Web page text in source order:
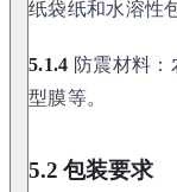
纸袋纸和水溶性
5.1.4 防震材料
型膜等。
5.2 包装要求